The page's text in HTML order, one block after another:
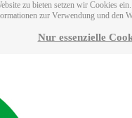
zu bieten setzen wir Cookies
zur Verwendung und den
Nur essenzielle